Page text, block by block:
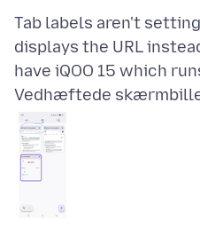
Tab labels aren't
displays the URL
Vedhæftede